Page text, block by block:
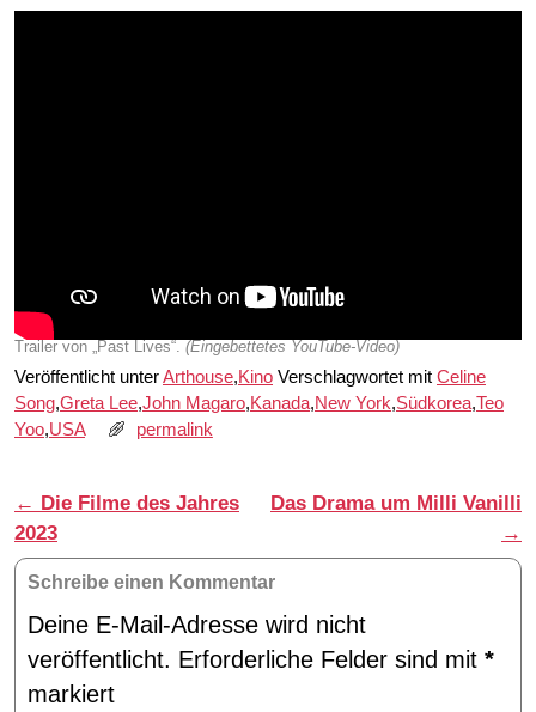
Trailer von „Past Lives“. (Eingebettetes YouTube-Video)
Veröffentlicht unterArthouse,Kino Verschlagwortet mit Celine
Song,Greta Lee,John Magaro,Kanada,New York,Südkorea,Teo
Yoo,USA permalink
Artikelnavigation
← Die Filme des Jahres
2023
Das Drama um Milli Vanilli
→
Schreibe einen Kommentar
Deine E-Mail-Adresse wird nicht
veröffentlicht. Erforderliche Felder sind mit *
markiert